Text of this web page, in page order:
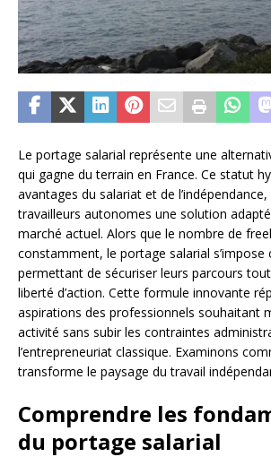
Le portage salarial représente une
qui gagne du terrain en France. Ce statut
avantages du salariat et de
travailleurs autonomes une solution
marché actuel. Alors que le nombre de
constamment, le portage salarial
permettant de sécuriser leurs parcours
liberté d’action. Cette formule innovante
aspirations des professionnels souhaitant
activité sans subir les contraintes
l’entrepreneuriat classique. Examinons
transforme le paysage du travail
Comprendre les
du portage salarial